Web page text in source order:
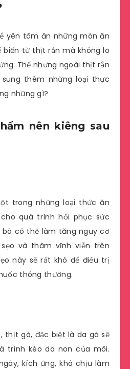
yên tâm ăn những món ăn
từ thịt rắn mà không lo
Thế nhưng ngoài thịt rắn
thêm những loại thực
những gì?
nên kiêng sau
trong những loại thức ăn
quá trình hồi phục sức
bò có thể làm tăng nguy cơ
và thâm vĩnh viễn trên
này sẽ rất khó để điều trị
thông thường.
thịt gà, đặc biệt là da gà sẽ
trình kéo da non của môi.
kích ứng, khó chịu làm